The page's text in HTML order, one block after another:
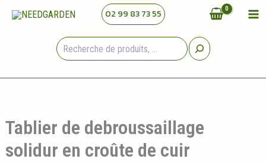
02 99 83 73 55
Tablier de debroussaillage
solidur en croûte de cuir